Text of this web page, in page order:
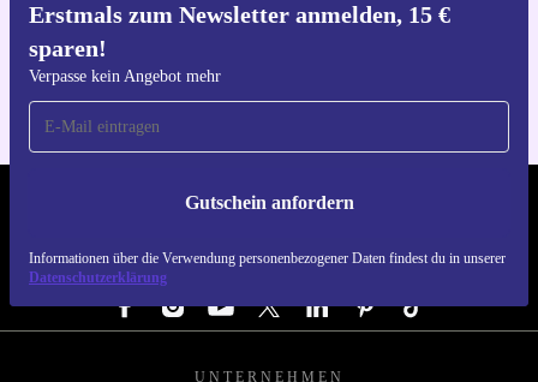
Erstmals zum Newsletter anmelden, 15 €
sparen!
Verpasse kein Angebot mehr
Gutschein anfordern
Informationen über die Verwendung personenbezogener Daten findest du in unserer
Datenschutzerklärung
Hol dir die refurbed-App
REFURBED DEUTSCHLAND - RETHINK NEW.
FOLGE UNS
UNTERNEHMEN